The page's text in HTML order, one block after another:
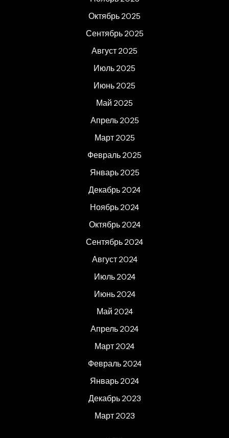
Октябрь 2025
Сентябрь 2025
Август 2025
Июль 2025
Июнь 2025
Май 2025
Апрель 2025
Март 2025
Февраль 2025
Январь 2025
Декабрь 2024
Ноябрь 2024
Октябрь 2024
Сентябрь 2024
Август 2024
Июль 2024
Июнь 2024
Май 2024
Апрель 2024
Март 2024
Февраль 2024
Январь 2024
Декабрь 2023
Март 2023